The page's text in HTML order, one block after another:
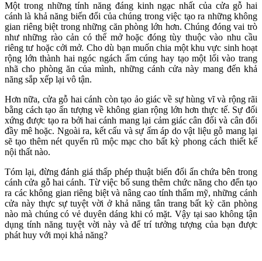
Một trong những tính năng đáng kinh ngạc nhất của cửa gỗ hai
cánh là khả năng biến đổi của chúng trong việc tạo ra những không
gian riêng biệt trong những căn phòng lớn hơn. Chúng đóng vai trò
như những rào cản có thể mở hoặc đóng tùy thuộc vào nhu cầu
riêng tư hoặc cởi mở. Cho dù bạn muốn chia một khu vực sinh hoạt
rộng lớn thành hai ngóc ngách ấm cúng hay tạo một lối vào trang
nhã cho phòng ăn của mình, những cánh cửa này mang đến khả
năng sắp xếp lại vô tận.
Hơn nữa, cửa gỗ hai cánh còn tạo ảo giác về sự hùng vĩ và rộng rãi
bằng cách tạo ấn tượng về không gian rộng lớn hơn thực tế. Sự đối
xứng được tạo ra bởi hai cánh mang lại cảm giác cân đối và cân đối
đầy mê hoặc. Ngoài ra, kết cấu và sự ấm áp do vật liệu gỗ mang lại
sẽ tạo thêm nét quyến rũ mộc mạc cho bất kỳ phong cách thiết kế
nội thất nào.
Tóm lại, đừng đánh giá thấp phép thuật biến đổi ẩn chứa bên trong
cánh cửa gỗ hai cánh. Từ việc bổ sung thêm chức năng cho đến tạo
ra các không gian riêng biệt và nâng cao tính thẩm mỹ, những cánh
cửa này thực sự tuyệt vời ở khả năng tân trang bất kỳ căn phòng
nào mà chúng có vẻ duyên dáng khi có mặt. Vậy tại sao không tận
dụng tính năng tuyệt vời này và để trí tưởng tượng của bạn được
phát huy với mọi khả năng?